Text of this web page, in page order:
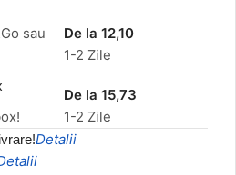
sau
1-2 Zile
De la 12,10
1-2 Zile
De la 15,73
Detalii